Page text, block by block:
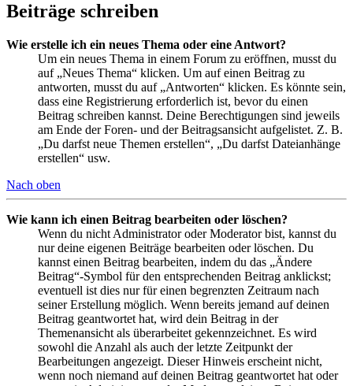
Beiträge schreiben
Wie erstelle ich ein neues Thema oder eine Antwort?
Um ein neues Thema in einem Forum zu eröffnen, musst du
auf „Neues Thema“ klicken. Um auf einen Beitrag zu
antworten, musst du auf „Antworten“ klicken. Es könnte sein,
dass eine Registrierung erforderlich ist, bevor du einen
Beitrag schreiben kannst. Deine Berechtigungen sind jeweils
am Ende der Foren- und der Beitragsansicht aufgelistet. Z. B.
„Du darfst neue Themen erstellen“, „Du darfst Dateianhänge
erstellen“ usw.
Nach oben
Wie kann ich einen Beitrag bearbeiten oder löschen?
Wenn du nicht Administrator oder Moderator bist, kannst du
nur deine eigenen Beiträge bearbeiten oder löschen. Du
kannst einen Beitrag bearbeiten, indem du das „Ändere
Beitrag“-Symbol für den entsprechenden Beitrag anklickst;
eventuell ist dies nur für einen begrenzten Zeitraum nach
seiner Erstellung möglich. Wenn bereits jemand auf deinen
Beitrag geantwortet hat, wird dein Beitrag in der
Themenansicht als überarbeitet gekennzeichnet. Es wird
sowohl die Anzahl als auch der letzte Zeitpunkt der
Bearbeitungen angezeigt. Dieser Hinweis erscheint nicht,
wenn noch niemand auf deinen Beitrag geantwortet hat oder